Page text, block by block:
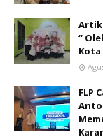
“
FLP